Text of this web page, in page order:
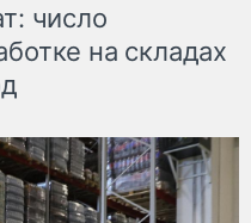
число
на складах